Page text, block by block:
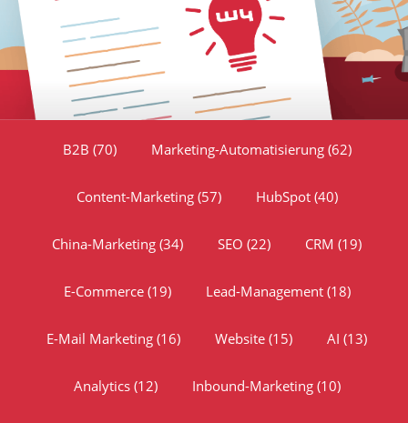
B2B (70) Marketing-Automatisierung (62)
Content-Marketing (57) HubSpot (40)
China-Marketing (34) SEO (22) CRM (19)
E-Commerce (19) Lead-Management (18)
E-Mail Marketing (16) Website (15) AI (13)
Analytics (12) Inbound-Marketing (10)